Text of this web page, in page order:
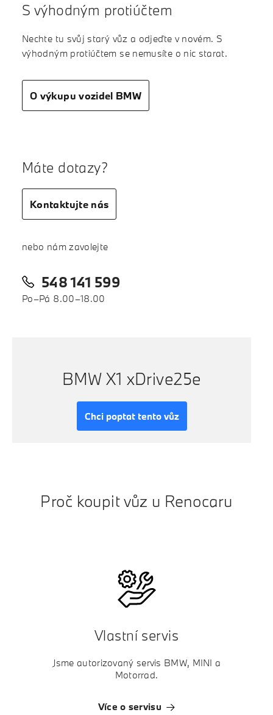
S výhodným protiúčtem
Nechte tu svůj starý vůz a odjeďte v novém. S
výhodným protiúčtem se nemusíte o nic starat.
O výkupu vozidel BMW
Máte dotazy?
Kontaktujte nás
nebo nám zavolejte
548 141 599
Po–Pá 8.00–18.00
BMW X1 xDrive25e
Chci poptat tento vůz
Proč koupit vůz u Renocaru
Vlastní servis
Jsme autorizovaný servis BMW, MINI a
Motorrad.
Více o servisu